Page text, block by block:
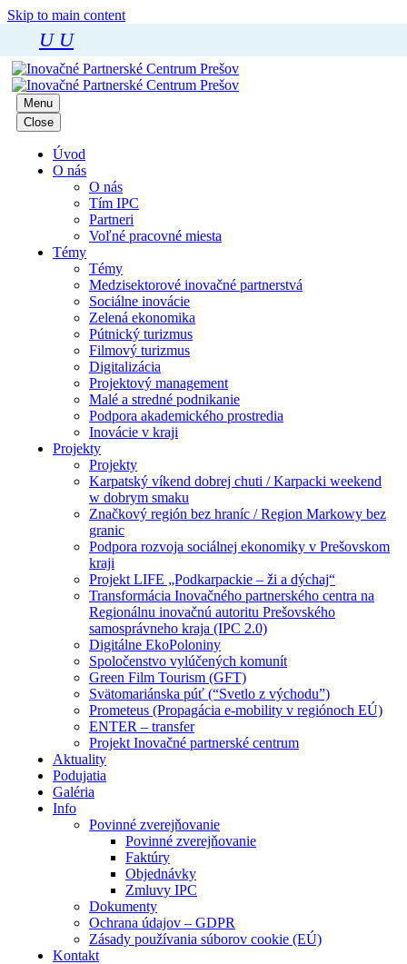
Skip to main content
U U
Menu
Close
Úvod
O nás
O nás
Tím IPC
Partneri
Voľné pracovné miesta
Témy
Témy
Medzisektorové inovačné partnerstvá
Sociálne inovácie
Zelená ekonomika
Pútnický turizmus
Filmový turizmus
Digitalizácia
Projektový management
Malé a stredné podnikanie
Podpora akademického prostredia
Inovácie v kraji
Projekty
Projekty
Karpatský víkend dobrej chuti / Karpacki weekend
w dobrym smaku
Značkový región bez hraníc / Region Markowy bez
granic
Podpora rozvoja sociálnej ekonomiky v Prešovskom
kraji
Projekt LIFE „Podkarpackie – ži a dýchaj“
Transformácia Inovačného partnerského centra na
Regionálnu inovačnú autoritu Prešovského
samosprávneho kraja (IPC 2.0)
Digitálne EkoPoloniny
Spoločenstvo vylúčených komunít
Green Film Tourism (GFT)
Svätomariánska púť (“Svetlo z východu”)
Prometeus (Propagácia e-mobility v regiónoch EÚ)
ENTER – transfer
Projekt Inovačné partnerské centrum
Aktuality
Podujatia
Galéria
Info
Povinné zverejňovanie
Povinné zverejňovanie
Faktúry
Objednávky
Zmluvy IPC
Dokumenty
Ochrana údajov – GDPR
Zásady používania súborov cookie (EÚ)
Kontakt